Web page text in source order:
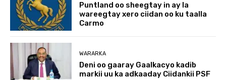
Puntland oo sheegtay in ay la
wareegtay xero ciidan oo ku taalla
Carmo
WARARKA
Deni oo gaaray Gaalkacyo kadib
markii uu ka adkaaday Ciidankii PSF